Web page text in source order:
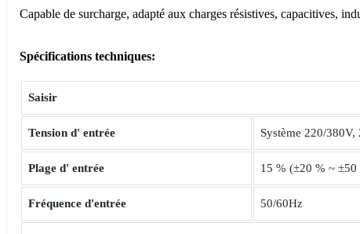
Capable de surcharge, adapté aux charges résistives, capacitives,
Spécifications techniques:
Saisir
Tension d' entrée Système 220/
Plage d' entrée 15 % (±20 % ~ ±50
Fréquence d'entrée 50/60Hz